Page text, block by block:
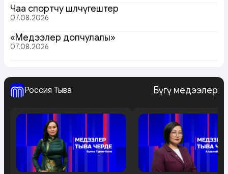
Чаа спортчу шөлчүгештер
07.08.2026
«Медээлер допчулалы»
07.08.2026
Россия Тыва Бүгү медээлер